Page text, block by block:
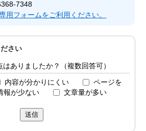
7348
用フォームをご利用ください。
さい
ありましたか？（複数回答可）
内容が分かりにくい
ページを
報が少ない 文章量が多い
送信